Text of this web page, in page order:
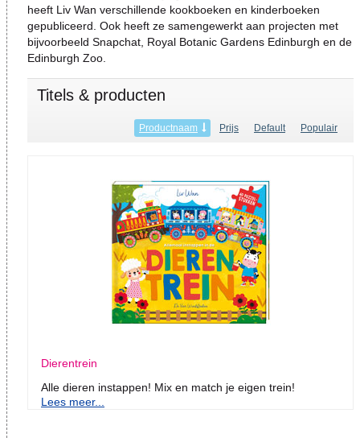
heeft Liv Wan verschillende kookboeken en kinderboeken
gepubliceerd. Ook heeft ze samengewerkt aan projecten met
bijvoorbeeld Snapchat, Royal Botanic Gardens Edinburgh en de
Edinburgh Zoo.
Titels & producten
Productnaam Prijs Default Populair
Dierentrein
Alle dieren instappen! Mix en match je eigen trein!
Lees meer...